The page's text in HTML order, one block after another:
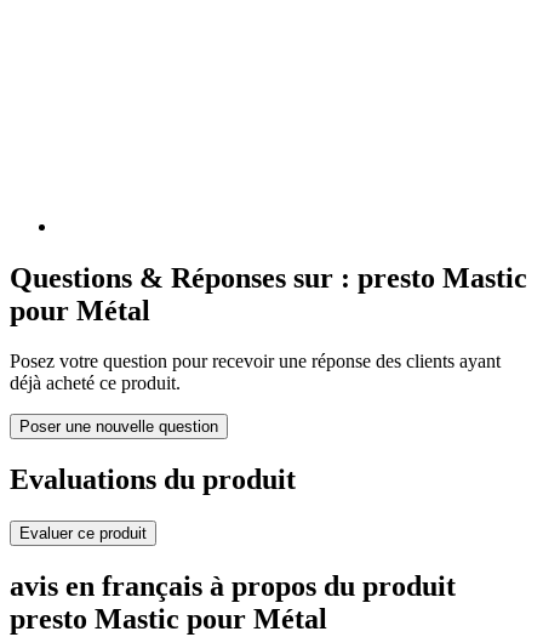
Questions & Réponses sur : presto Mastic
pour Métal
Posez votre question pour recevoir une réponse des clients ayant
déjà acheté ce produit.
Poser une nouvelle question
Evaluations du produit
Evaluer ce produit
avis en français à propos du produit
presto Mastic pour Métal